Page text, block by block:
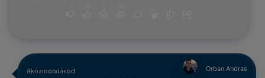
#közmondásod Orban Andras